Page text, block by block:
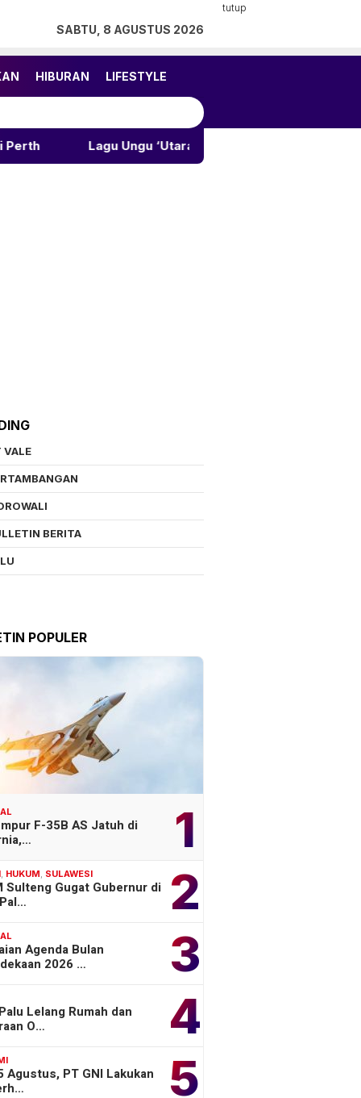
tutup
SABTU, 8 AGUSTUS 2026
HIBURAN LIFESTYLE
Lagu Ungu ‘Utara-Selatan’ Trending 3 YouTube
VALE
BERITA
POPULER
1
F-35B AS Jatuh di
2
HUKUM SULAWESI
Sulteng Gugat Gubernur di
3
Agenda Bulan
2026 …
4
Lelang Rumah dan
O…
5
Agustus, PT GNI Lakukan